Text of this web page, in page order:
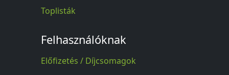
Toplisták
Felhasználóknak
Előfizetés / Díjcsomagok